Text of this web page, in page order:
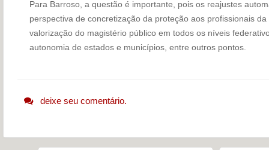
Para Barroso, a questão é importante, pois os reajustes
perspectiva de concretização da proteção aos profissionais
valorização do magistério público em todos os níveis
autonomia de estados e municípios, entre outros pontos.
deixe seu comentário.